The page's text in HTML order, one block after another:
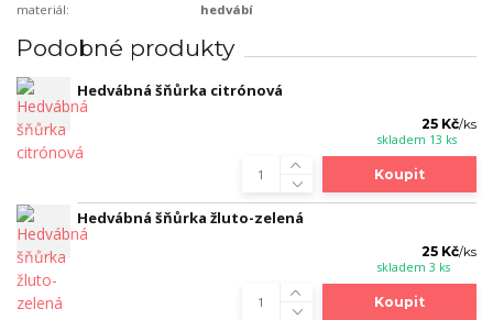
materiál:
hedvábí
Podobné produkty
Hedvábná šňůrka citrónová
25 Kč/ks
skladem 13 ks
Koupit
Hedvábná šňůrka žluto-zelená
25 Kč/ks
skladem 3 ks
Koupit